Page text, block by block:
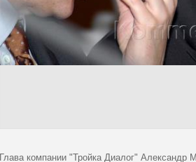
Глава компании "Тройка Диалог" Александр